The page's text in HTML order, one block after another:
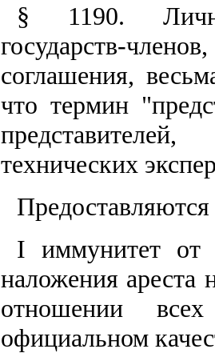
§ 1190.
государств-
соглашения,
что термин
технических
I иммунитет от
наложения ареста
отношении
официальном